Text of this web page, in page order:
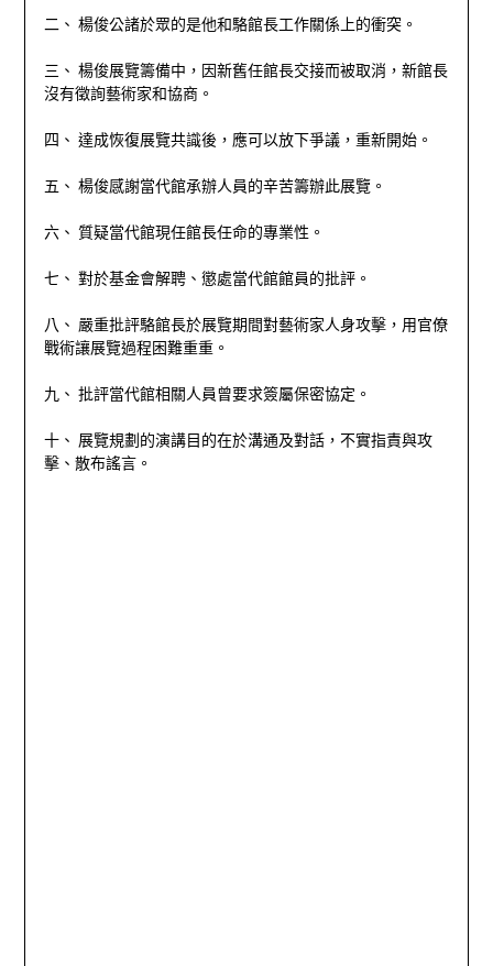
二、 楊俊公諸於眾的是他和駱館長工作關係上的衝突。
三、 楊俊展覽籌備中，因新舊任館長交接而被取消，新館長
沒有徵詢藝術家和協商。
四、 達成恢復展覽共識後，應可以放下爭議，重新開始。
五、 楊俊感謝當代館承辦人員的辛苦籌辦此展覽。
六、 質疑當代館現任館長任命的專業性。
七、 對於基金會解聘、懲處當代館館員的批評。
八、 嚴重批評駱館長於展覽期間對藝術家人身攻擊，用官僚
戰術讓展覽過程困難重重。
九、 批評當代館相關人員曾要求簽屬保密協定。
十、 展覽規劃的演講目的在於溝通及對話，不實指責與攻
擊、散布謠言。